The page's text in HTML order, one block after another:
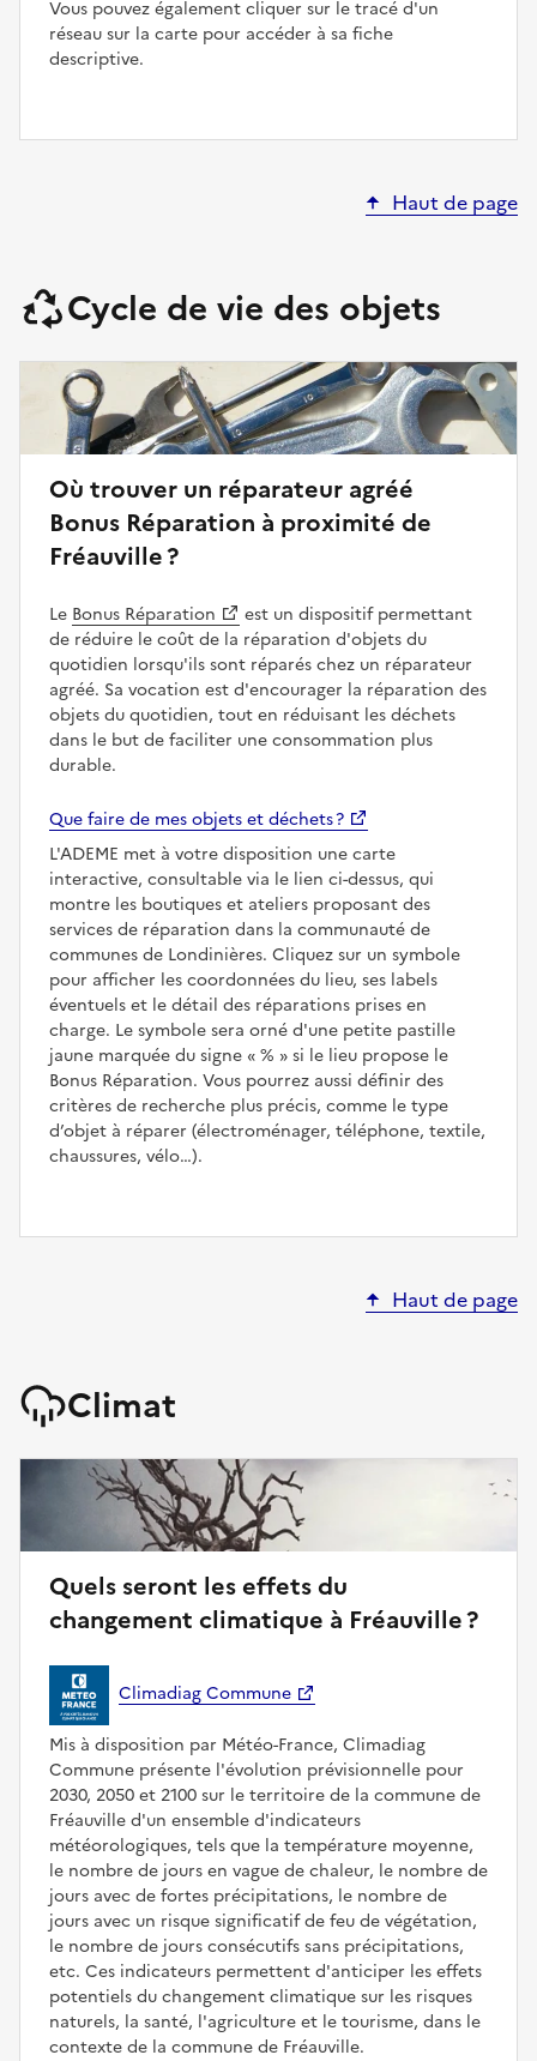
Vous pouvez également cliquer sur le tracé d'un
réseau sur la carte pour accéder à sa fiche
descriptive.
Haut de page
Cycle de vie des objets
Où trouver un réparateur agréé
Bonus Réparation à proximité de
Fréauville ?
Le Bonus Réparation
est un dispositif permettant
de réduire le coût de la réparation d'objets du
quotidien lorsqu'ils sont réparés chez un réparateur
agréé. Sa vocation est d'encourager la réparation des
objets du quotidien, tout en réduisant les déchets
dans le but de faciliter une consommation plus
durable.
Que faire de mes objets et déchets ?
L'ADEME met à votre disposition une carte
interactive, consultable via le lien ci-dessus, qui
montre les boutiques et ateliers proposant des
services de réparation dans la communauté de
communes de Londinières. Cliquez sur un symbole
pour afficher les coordonnées du lieu, ses labels
éventuels et le détail des réparations prises en
charge. Le symbole sera orné d'une petite pastille
jaune marquée du signe
%
si le lieu propose le
Bonus Réparation. Vous pourrez aussi définir des
critères de recherche plus précis, comme le type
d’objet à réparer (électroménager, téléphone, textile,
chaussures, vélo…).
Haut de page
Climat
Quels seront les effets du
changement climatique à Fréauville ?
Climadiag Commune
Mis à disposition par Météo-France, Climadiag
Commune présente l'évolution prévisionnelle pour
2030, 2050 et 2100 sur le territoire de la commune de
Fréauville d'un ensemble d'indicateurs
météorologiques, tels que la température moyenne,
le nombre de jours en vague de chaleur, le nombre de
jours avec de fortes précipitations, le nombre de
jours avec un risque significatif de feu de végétation,
le nombre de jours consécutifs sans précipitations,
etc. Ces indicateurs permettent d'anticiper les effets
potentiels du changement climatique sur les risques
naturels, la santé, l'agriculture et le tourisme, dans le
contexte de la commune de Fréauville.